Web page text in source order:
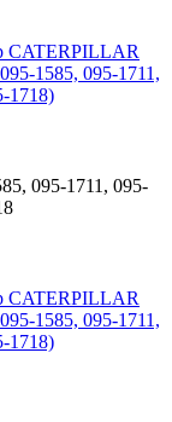
095-1711, 095-